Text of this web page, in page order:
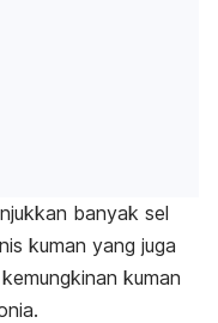
banyak sel
kuman yang juga
kuman